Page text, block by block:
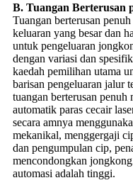
B. Tuangan Berterusan
Tuangan berterusan
keluaran yang besar dan
untuk pengeluaran
dengan variasi dan
kaedah pemilihan utama
barisan pengeluaran jalur
tuangan berterusan
automatik paras cecair
secara amnya
mekanikal, menggergaji
dan pengumpulan cip,
mencondongkan
automasi adalah tinggi.